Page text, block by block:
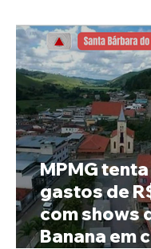
MPMG
gastos de
com shows
Banana em